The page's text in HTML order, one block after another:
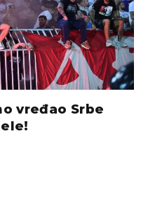
vređao Srbe